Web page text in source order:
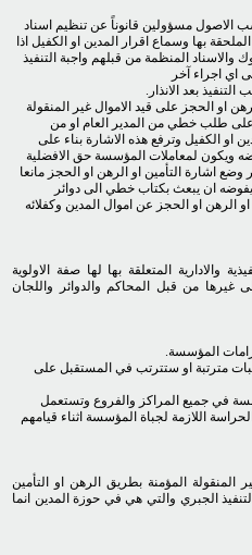
مسؤولين قانوناً عن تنظيم اسناد
بها وسماع اقرار المدين او الكفيل اذا
والاسناد المنظمة من قبلهم واجبة التنفيذ
اي اجراء آخر
بعد الانذار.
او الحجز على قيد الاموال غير المنقولة
على طلب خطي من المدير العام او من
او الكفيل وترفع هذه الاشارة بناء على
ويكون لمعاملات المؤسسة حق الافضلية
اشارة التأمين او الرهن او الحجز مانعا
يفوضه ان يبعث بكتاب خطي الى دوائر
الرهن او الحجز عن اموال المدين وكفلائه
والادارية المتعلقة بها لها صفة الاولوية
غيرها من قبل المحاكم والدوائر واللجان
المؤسسة.
مترتبة او ستترتب في المستقبل على
في جميع المراكز والفروع وتستعمل
اللازمة لجباة المؤسسة اثناء قيامهم
المنقولة المؤمنة بطريق الرهن او التأمين
الجبري والتي هي في حوزة المدين انما